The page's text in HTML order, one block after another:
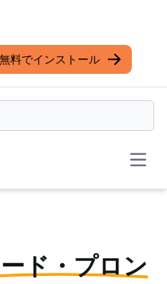
無料でインストール
ド・プロン